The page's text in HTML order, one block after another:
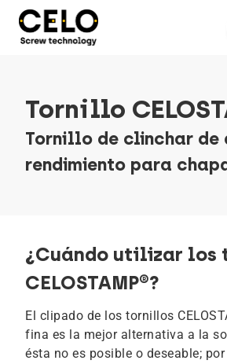
Tornillo
Tornillo de clinchar
rendimiento para
¿Cuándo utilizar
CELOSTAMP®?
El clipado de los tornillos
fina es la mejor alternativa a la
ésta no es posible o deseable;